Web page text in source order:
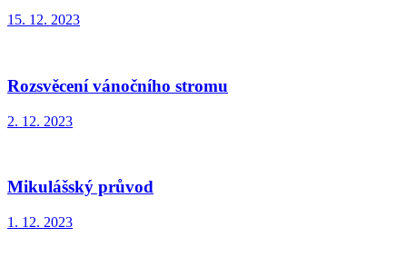
15. 12. 2023
Rozsvěcení vánočního stromu
2. 12. 2023
Mikulášský průvod
1. 12. 2023